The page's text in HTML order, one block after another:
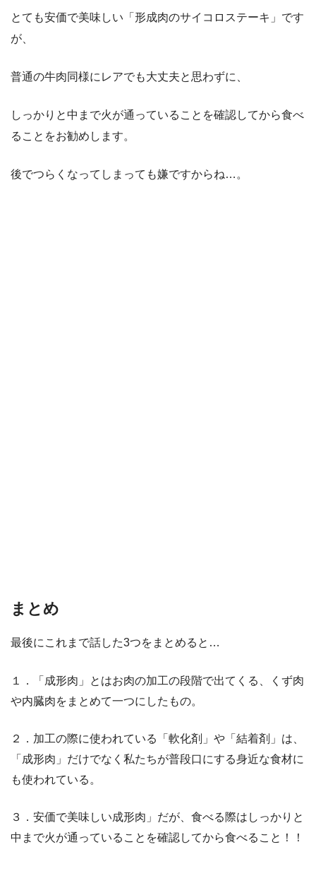
とても安価で美味しい「形成肉のサイコロステーキ」です
が、
普通の牛肉同様にレアでも大丈夫と思わずに、
しっかりと中まで火が通っていることを確認してから食べ
ることをお勧めします。
後でつらくなってしまっても嫌ですからね…。
まとめ
最後にこれまで話した3つをまとめると…
１．「成形肉」とはお肉の加工の段階で出てくる、くず肉
や内臓肉をまとめて一つにしたもの。
２．加工の際に使われている「軟化剤」や「結着剤」は、
「成形肉」だけでなく私たちが普段口にする身近な食材に
も使われている。
３．安価で美味しい成形肉」だが、食べる際はしっかりと
中まで火が通っていることを確認してから食べること！！